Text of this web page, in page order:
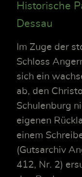
Historische
Dessau
Im Zuge der
Schloss
sich ein
ab, den
Schulenburg
eigenen
einem
(Gutsarchiv
412, Nr. 2)